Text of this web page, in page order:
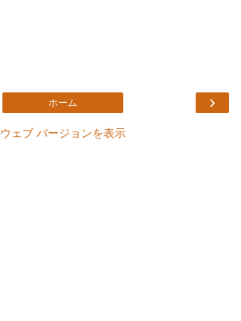
›
ホーム
ウェブ バージョンを表示